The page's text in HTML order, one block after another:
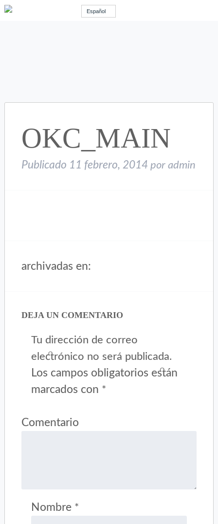
Español
OKC_MAIN
Publicado 11 febrero, 2014 por admin
archivadas en:
DEJA UN COMENTARIO
Tu dirección de correo
electrónico no será publicada.
Los campos obligatorios están
marcados con *
Comentario
Nombre *